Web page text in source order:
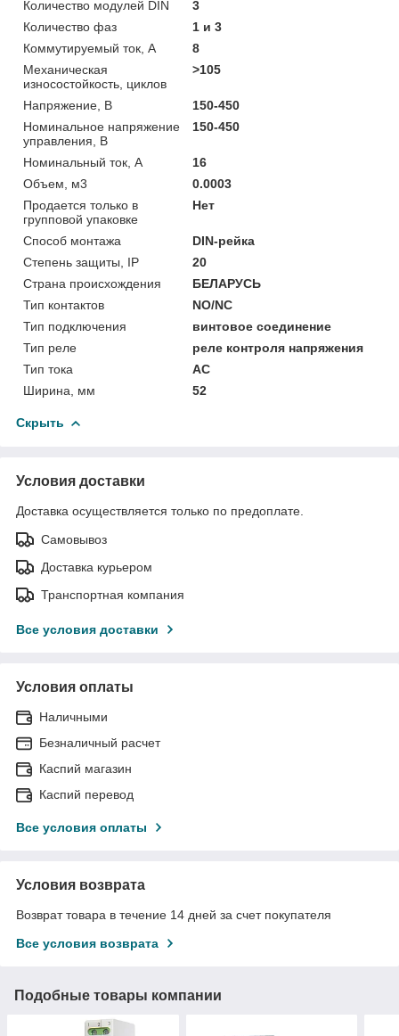
Количество модулей DIN
3
Количество фаз
1 и 3
Коммутируемый ток, А
8
Механическая
износостойкость, циклов
>105
Напряжение, В
150-450
Номинальное напряжение
управления, В
150-450
Номинальный ток, А
16
Объем, м3
0.0003
Продается только в
групповой упаковке
Нет
Способ монтажа
DIN-рейка
Степень защиты, IP
20
Страна происхождения
БЕЛАРУСЬ
Тип контактов
NO/NC
Тип подключения
винтовое соединение
Тип реле
реле контроля напряжения
Тип тока
AC
Ширина, мм
52
Скрыть
Условия доставки
Доставка осуществляется только по предоплате.
Самовывоз
Доставка курьером
Транспортная компания
Все условия доставки
Условия оплаты
Наличными
Безналичный расчет
Каспий магазин
Каспий перевод
Все условия оплаты
Условия возврата
Возврат товара в течение 14 дней за счет покупателя
Все условия возврата
Подобные товары компании